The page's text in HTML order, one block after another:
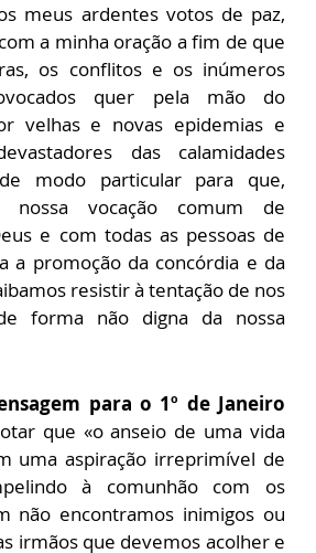
meus ardentes votos de paz,
a minha oração a fim de que
os conflitos e os inúmeros
quer pela mão do
velhas e novas epidemias e
das calamidades
modo particular para que,
nossa vocação comum de
e com todas as pessoas de
a promoção da concórdia e da
resistir à tentação de nos
forma não digna da nossa
para o 1º de Janeiro
que «o anseio de uma vida
uma aspiração irreprimível de
à comunhão com os
não encontramos inimigos ou
irmãos que devemos acolher e